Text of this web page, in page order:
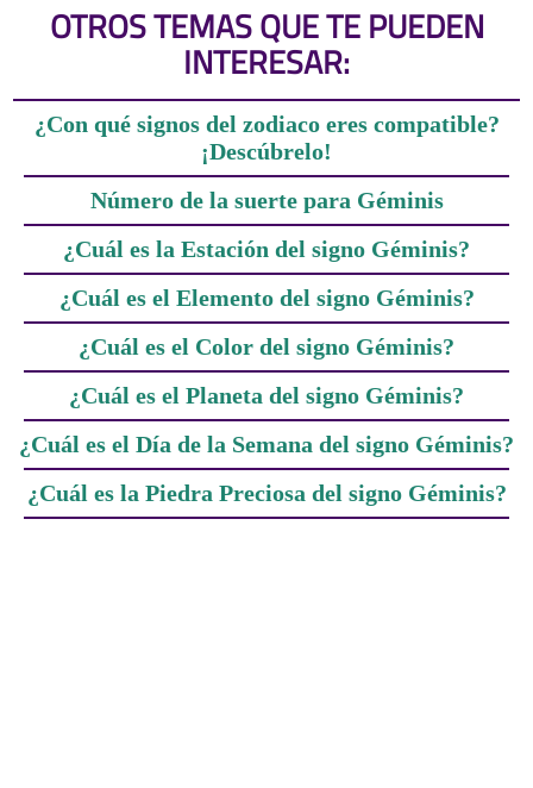
OTROS TEMAS QUE TE PUEDEN
INTERESAR:
¿Con qué signos del zodiaco eres compatible?
¡Descúbrelo!
Número de la suerte para Géminis
¿Cuál es la Estación del signo Géminis?
¿Cuál es el Elemento del signo Géminis?
¿Cuál es el Color del signo Géminis?
¿Cuál es el Planeta del signo Géminis?
¿Cuál es el Día de la Semana del signo Géminis?
¿Cuál es la Piedra Preciosa del signo Géminis?